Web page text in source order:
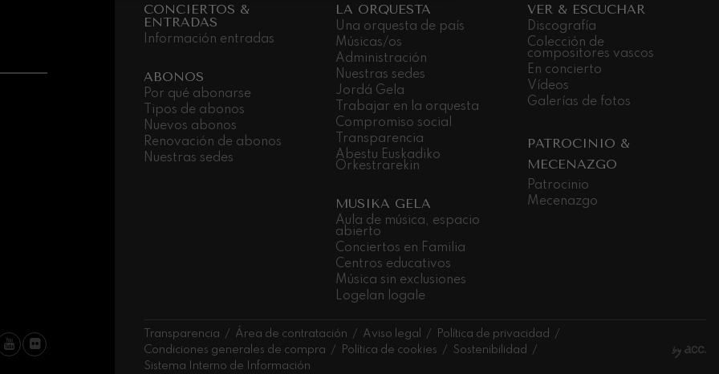
CONCIERTOS &
ENTRADAS
Información entradas
ABONOS
Por qué abonarse
Tipos de abonos
Nuevos abonos
Renovación de abonos
Nuestras sedes
LA ORQUESTA
Una orquesta de país
Músicas/os
Administración
Nuestras sedes
Jordá Gela
Trabajar en la orquesta
Compromiso social
Transparencia
Abestu Euskadiko
Orkestrarekin
MUSIKA GELA
Aula de música, espacio
abierto
Conciertos en Familia
Centros educativos
Música sin exclusiones
Logelan logale
VER & ESCUCHAR
Discografía
Colección de
compositores vascos
En concierto
Vídeos
Galerías de fotos
PATROCINIO &
MECENAZGO
Patrocinio
Mecenazgo
Transparencia Área de contratación Aviso legal
Política de privacidad
Condiciones generales de compra
Política de cookies
Sostenibilidad
Sistema Interno de Información
Concierto para piano nº1